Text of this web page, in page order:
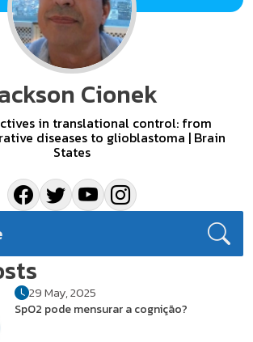
Cionek
in translational control: from
diseases to glioblastoma | Brain
States
29 May, 2025
SpO2 pode mensurar a cognição?